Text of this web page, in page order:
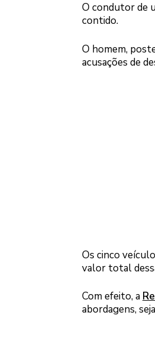
O condutor de
contido.
O homem,
acusações de
Os cinco
valor total
Com efeito, a
abordagens,